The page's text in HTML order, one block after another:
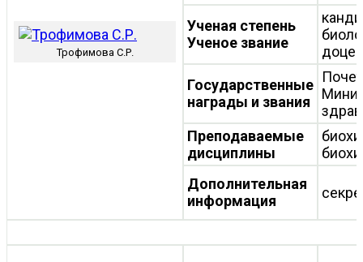
Трофимова С.Р.
Ученая степень
Ученое звание
Государственные
награды и звания
Преподаваемые
дисциплины
Дополнительная
информация